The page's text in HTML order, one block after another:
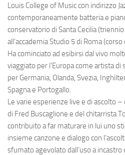
Louis College of Music con indirizzo
contemporaneamente batteria e
conservatorio di Santa Cecilia (triennio
all’accademia Studio 5 di Roma (corso
Ha cominciato ad esibirsi dal vivo
viaggiato per l’Europa come artista di
per Germania, Olanda, Svezia,
Spagna e Portogallo.
Le varie esperienze live e di ascolto
di Fred Buscaglione e del chitarrista
contribuito a far maturare in lui uno
insieme canzone e dialogo con
sfumato agevolato dall’uso a